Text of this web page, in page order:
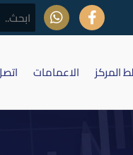
المركز الاعمامات